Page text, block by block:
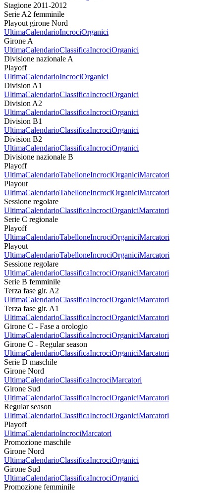
Stagione 2011-2012
Serie A2 femminile
Playout girone Nord
UltimaCalendarioIncrociOrganici
Girone A
UltimaCalendarioClassificaIncrociOrganici
Divisione nazionale A
Playoff
UltimaCalendarioIncrociOrganici
Division A1
UltimaCalendarioClassificaIncrociOrganici
Division A2
UltimaCalendarioClassificaIncrociOrganici
Division B1
UltimaCalendarioClassificaIncrociOrganici
Division B2
UltimaCalendarioClassificaIncrociOrganici
Divisione nazionale B
Playoff
UltimaCalendarioTabelloneIncrociOrganiciMarcatori
Playout
UltimaCalendarioTabelloneIncrociOrganiciMarcatori
Sessione regolare
UltimaCalendarioClassificaIncrociOrganiciMarcatori
Serie C regionale
Playoff
UltimaCalendarioTabelloneIncrociOrganiciMarcatori
Playout
UltimaCalendarioTabelloneIncrociOrganiciMarcatori
Sessione regolare
UltimaCalendarioClassificaIncrociOrganiciMarcatori
Serie B femminile
Terza fase gir. A2
UltimaCalendarioClassificaIncrociOrganiciMarcatori
Terza fase gir. A1
UltimaCalendarioClassificaIncrociOrganiciMarcatori
Girone C - Fase a orologio
UltimaCalendarioClassificaIncrociOrganiciMarcatori
Girone C - Regular season
UltimaCalendarioClassificaIncrociOrganiciMarcatori
Serie D maschile
Girone Nord
UltimaCalendarioClassificaIncrociMarcatori
Girone Sud
UltimaCalendarioClassificaIncrociOrganiciMarcatori
Regular season
UltimaCalendarioClassificaIncrociOrganiciMarcatori
Playoff
UltimaCalendarioIncrociMarcatori
Promozione maschile
Girone Nord
UltimaCalendarioClassificaIncrociOrganici
Girone Sud
UltimaCalendarioClassificaIncrociOrganici
Promozione femminile